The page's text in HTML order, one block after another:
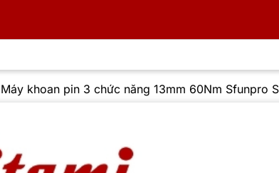
Máy khoan pin 3 chức năng 13mm 60Nm Sfunpro